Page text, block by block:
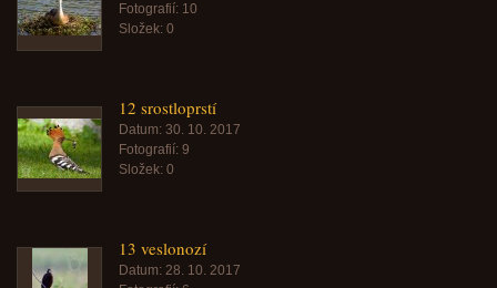
Fotografií: 10
Složek: 0
12 srostloprstí
Datum: 30. 10. 2017
Fotografií: 9
Složek: 0
13 veslonozí
Datum: 28. 10. 2017